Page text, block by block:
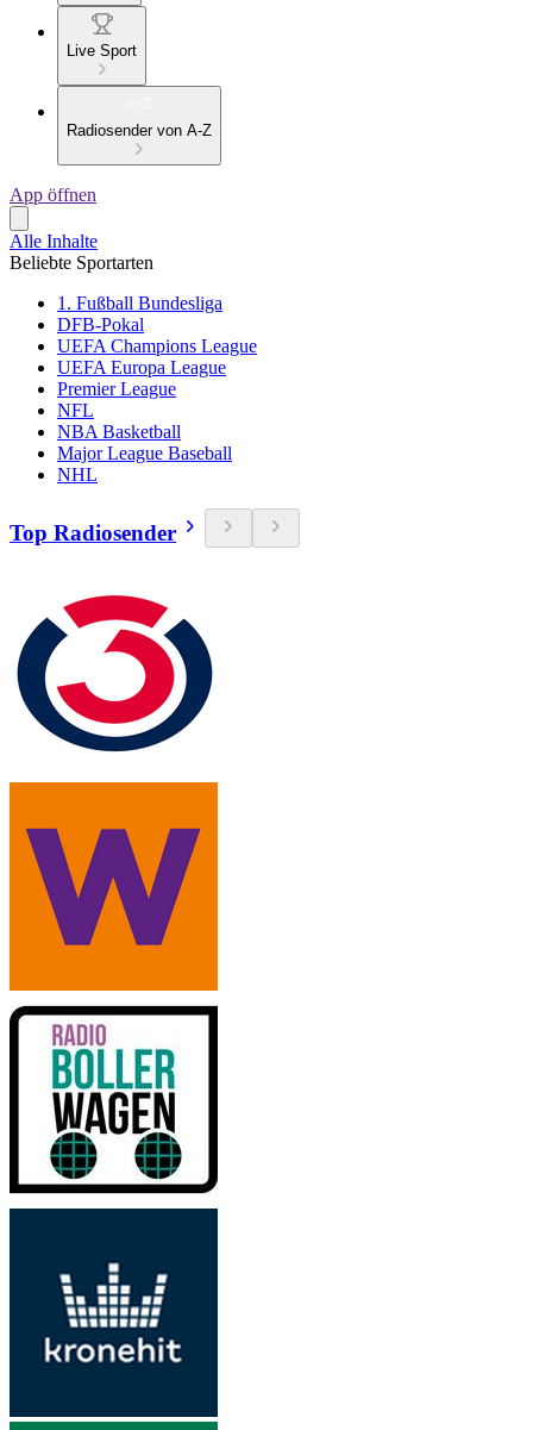
Live Sport
Radiosender von A-Z
App öffnen
Alle Inhalte
Beliebte Sportarten
1. Fußball Bundesliga
DFB-Pokal
UEFA Champions League
UEFA Europa League
Premier League
NFL
NBA Basketball
Major League Baseball
NHL
Top Radiosender